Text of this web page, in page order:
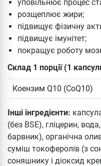
уповільнює процес
розщеплює жири;
підвищує фізичну
підвищує імунітет;
покращує роботу
Склад 1 порції (1
Коензим Q10 (CoQ10)
Інші інгредієнти:
(без BSE), гліцерин,
барвник), органічна
суміш токоферолів (з
соняшнику і діоксид